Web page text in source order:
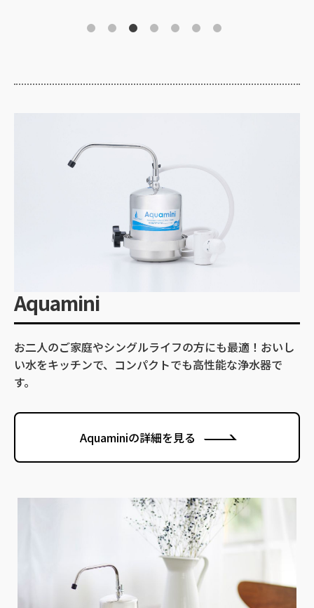
Aquamini
お二人のご家庭やシングルライフの方にも最適！おいし
い水をキッチンで、コンパクトでも高性能な浄水器で
す。
Aquaminiの詳細を見る